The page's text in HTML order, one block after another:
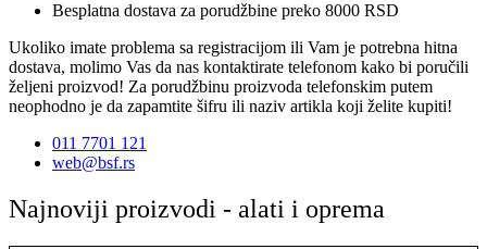
Besplatna dostava za porudžbine preko 8000 RSD
Ukoliko imate problema sa registracijom ili Vam je potrebna hitna
dostava, molimo Vas da nas kontaktirate telefonom kako bi poručili
željeni proizvod! Za porudžbinu proizvoda telefonskim putem
neophodno je da zapamtite šifru ili naziv artikla koji želite kupiti!
011 7701 121
web@bsf.rs
Najnoviji proizvodi - alati i oprema